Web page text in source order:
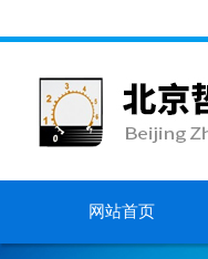
网站首页